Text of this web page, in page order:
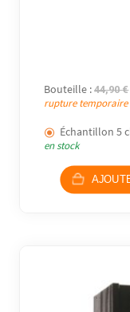
Bouteille : 44,90€
rupture temporaire
Échantillon 5
en stock